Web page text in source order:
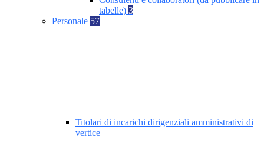
tabelle) 3
Personale 57
Titolari di incarichi dirigenziali amministrativi di
vertice